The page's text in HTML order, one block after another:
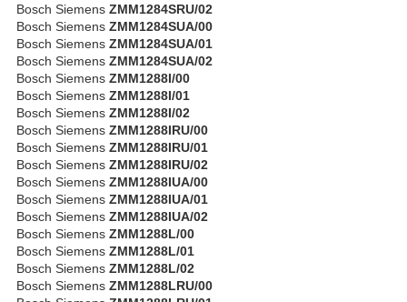
Bosch Siemens ZMM1284SRU/02
Bosch Siemens ZMM1284SUA/00
Bosch Siemens ZMM1284SUA/01
Bosch Siemens ZMM1284SUA/02
Bosch Siemens ZMM1288I/00
Bosch Siemens ZMM1288I/01
Bosch Siemens ZMM1288I/02
Bosch Siemens ZMM1288IRU/00
Bosch Siemens ZMM1288IRU/01
Bosch Siemens ZMM1288IRU/02
Bosch Siemens ZMM1288IUA/00
Bosch Siemens ZMM1288IUA/01
Bosch Siemens ZMM1288IUA/02
Bosch Siemens ZMM1288L/00
Bosch Siemens ZMM1288L/01
Bosch Siemens ZMM1288L/02
Bosch Siemens ZMM1288LRU/00